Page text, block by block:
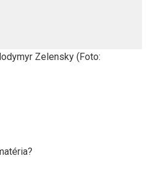
Zelensky (Foto: